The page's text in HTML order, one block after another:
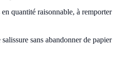
quantité raisonnable, à remporter
sans abandonner de papier